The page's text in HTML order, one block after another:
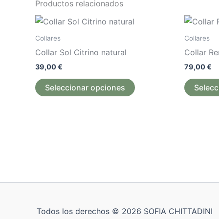
Productos relacionados
Collares
Collar Sol Citrino natural
39,00€
Seleccionar opciones
Las
Collares
Collar
79,00€
Todos los derechos © 2026 SOFIA CHITTADINI